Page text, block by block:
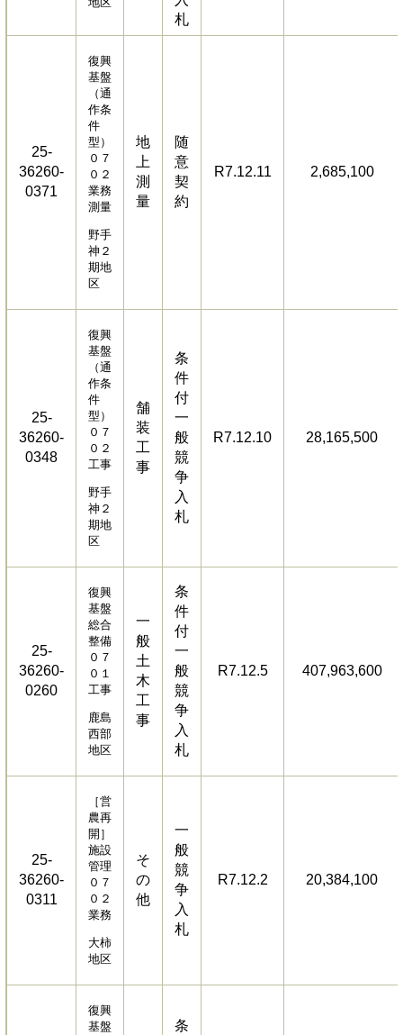
札
25-
36260-
0371
復興
基盤
（通
作条
件
型）
０７
０２
業務
測量
野手
神２
期地
区
地
上
測
量
随
意
契
約
R7.12.11 2,685,100
25-
36260-
0348
復興
基盤
（通
作条
件
型）
０７
０２
工事
野手
神２
期地
区
舗
装
工
事
条
件
付
一
般
競
争
入
札
R7.12.10 28,165,500
25-
36260-
0260
復興
基盤
総合
整備
０７
０１
工事
鹿島
西部
地区
一
般
土
木
工
事
条
件
付
一
般
競
争
入
札
R7.12.5 407,963,600
25-
36260-
0311
［営
農再
開］
施設
管理
０７
０２
業務
大柿
地区
そ
の
他
一
般
競
争
入
札
R7.12.2 20,384,100
復興
基盤
条